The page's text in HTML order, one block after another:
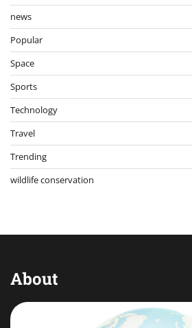
news
Popular
Space
Sports
Technology
Travel
Trending
wildlife conservation
About